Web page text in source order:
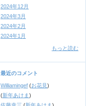
2024年12月
2024年3月
2024年2月
2024年1月
もっと読む
最近のコメント
Williamingef (お花見)
(新年あけま )